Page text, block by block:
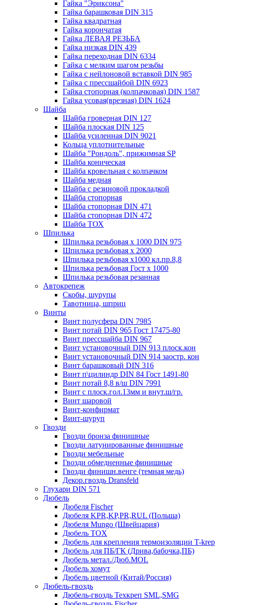
Гайка "Эриксона"
Гайка барашковая DIN 315
Гайка квадратная
Гайка корончатая
Гайка ЛЕВАЯ РЕЗЬБА
Гайка низкая DIN 439
Гайка переходная DIN 6334
Гайка с мелким шагом резьбы
Гайка с нейлоновой вставкой DIN 985
Гайка с прессшайбой DIN 6923
Гайка стопорная (колпачковая) DIN 1587
Гайка усовая(врезная) DIN 1624
Шайба
Шайба гроверная DIN 127
Шайба плоская DIN 125
Шайба усиленная DIN 9021
Кольца уплотнительные
Шайба "Рондоль", прижимная SP
Шайба коническая
Шайба кровельная с колпачком
Шайба медная
Шайба с резиновой прокладкой
Шайба стопорная
Шайба стопорная DIN 471
Шайба стопорная DIN 472
Шайба ТОХ
Шпилька
Шпилька резьбовая х 1000 DIN 975
Шпилька резьбовая х 2000
Шпилька резьбовая х1000 кл.пр.8,8
Шпилька резьбовая Гост х 1000
Шпилька резьбовая резанная
Автокрепеж
Скобы, шурупы
Тавотница, шприц
Винты
Винт полусфера DIN 7985
Винт потай DIN 965 Гост 17475-80
Винт прессшайба DIN 967
Винт установочный DIN 913 плоск.кон
Винт установочный DIN 914 заостр. кон
Винт барашковый DIN 316
Винт п\цилиндр DIN 84 Гост 1491-80
Винт потай 8,8 в/ш DIN 7991
Винт с плоск.гол.13мм и внут.ш/гр.
Винт шаровой
Винт-конфирмат
Винт-шуруп
Гвозди
Гвозди бронза финишные
Гвозди латунированные финишные
Гвозди мебельные
Гвозди обмедненные финишные
Гвозди финишн.венге (темная медь)
Декор.гвоздь Dransfeld
Глухари DIN 571
Дюбель
Дюбеля Fischer
Дюбеля KPR,KP,PR,RUL (Польша)
Дюбеля Mungo (Швейцария)
Дюбель TOX
Дюбель для крепления термоизоляции T-krep
Дюбель для ПБ/ГК (Дрива,бабочка,ПБ)
Дюбель метал./Дюб.MOL
Дюбель хомут
Дюбель цветной (Китай/Россия)
Дюбель-гвоздь
Дюбель-гвоздь Техкреп SML,SMG